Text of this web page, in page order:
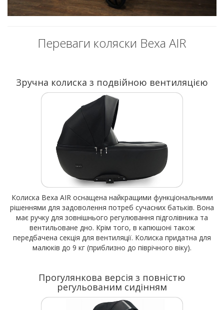
Переваги коляски Bexa AIR
Зручна колиска з подвійною вентиляцією
Колиска Bexa AIR оснащена найкращими функціональними
рішеннями для задоволення потреб сучасних батьків. Вона
має ручку для зовнішнього регулювання підголівника та
вентильоване дно. Крім того, в капюшоні також
передбачена секція для вентиляції. Колиска придатна для
малюків до 9 кг (приблизно до піврічного віку).
Прогулянкова версія з повністю
регульованим сидінням